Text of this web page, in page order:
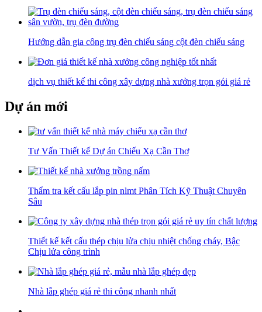
Hướng dẫn gia công trụ đèn chiếu sáng cột đèn chiếu sáng
dịch vụ thiết kế thi công xây dựng nhà xưởng trọn gói giá rẻ
Dự án mới
Tư Vấn Thiết kế Dự án Chiếu Xạ Cần Thơ
Thẩm tra kết cấu lắp pin nlmt Phân Tích Kỹ Thuật Chuyên
Sâu
Thiết kế kết cấu thép chịu lửa chịu nhiệt chống cháy, Bậc
Chịu lửa công trình
Nhà lắp ghép giá rẻ thi công nhanh nhất